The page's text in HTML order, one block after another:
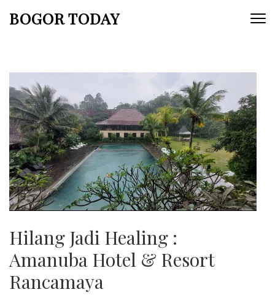
BOGOR TODAY
Hilang Jadi Healing :
Amanuba Hotel & Resort
Rancamaya